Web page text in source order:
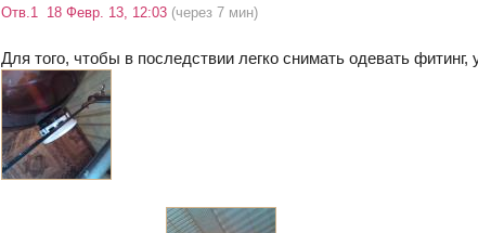
Отв.1 18 Февр. 13, 12:03 (через 7 мин)
Для того, чтобы в последствии легко снимать одевать